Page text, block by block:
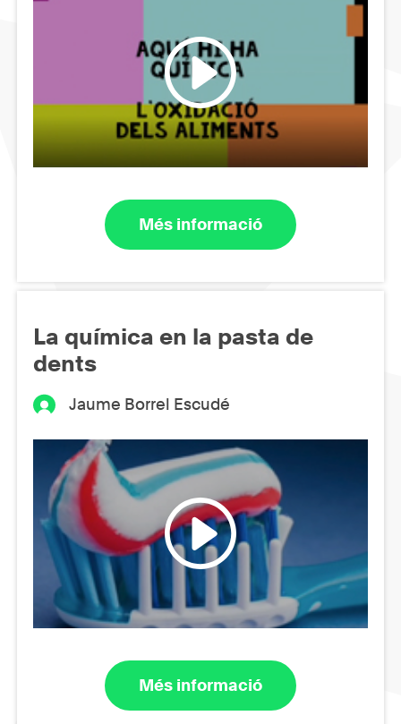
Més informació
La química en la pasta de
dents
Jaume Borrel Escudé
Més informació